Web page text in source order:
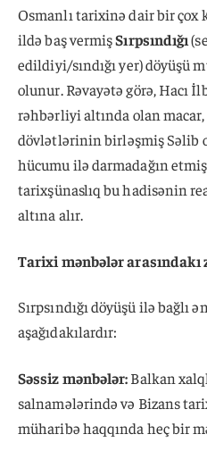
Osmanlı tarixinə dair bir çox
ildə baş vermişSırpsındığı
edildiyi/sındığı yer) döyüşü
olunur. Rəvayətə görə, Hacı
rəhbərliyi altında olan
dövlətlərinin birləşmiş Səlib
hücumu ilə darmadağın
tarixşünaslıq bu hadisənin
altına alır.
Tarixi mənbələr
Sırpsındığı döyüşü ilə bağlı
aşağıdakılardır:
Səssiz mənbələr:Balkan
salnamələrində və Bizans
müharibə haqqında heç bir